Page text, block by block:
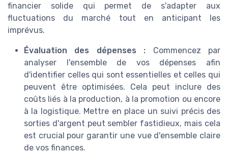
financier solide qui permet de s'adapter aux
fluctuations du marché tout en anticipant les
imprévus.
Évaluation des dépenses : Commencez par
analyser l'ensemble de vos dépenses afin
d'identifier celles qui sont essentielles et celles qui
peuvent être optimisées. Cela peut inclure des
coûts liés à la production, à la promotion ou encore
à la logistique. Mettre en place un suivi précis des
sorties d'argent peut sembler fastidieux, mais cela
est crucial pour garantir une vue d'ensemble claire
de vos finances.